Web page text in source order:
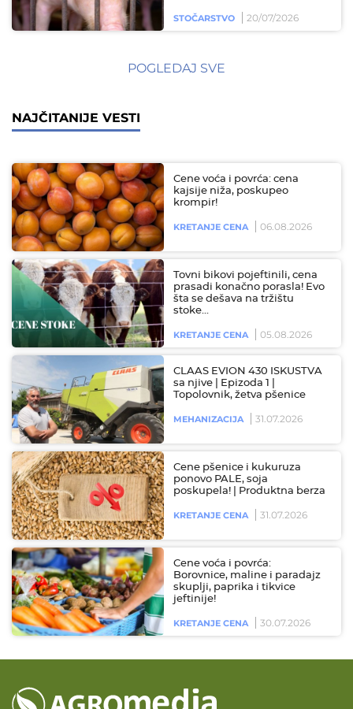
STOČARSTVO 20/07/2026
POGLEDAJ SVE
NAJČITANIJE VESTI
Cene voća i povrća: cena
kajsije niža, poskupeo
krompir!
KRETANJE CENA 06.08.2026
Tovni bikovi pojeftinili, cena
prasadi konačno porasla! Evo
šta se dešava na tržištu
stoke…
KRETANJE CENA 05.08.2026
CLAAS EVION 430 ISKUSTVA
sa njive | Epizoda 1 |
Topolovnik, žetva pšenice
MEHANIZACIJA 31.07.2026
Cene pšenice i kukuruza
ponovo PALE, soja
poskupela! | Produktna berza
KRETANJE CENA 31.07.2026
Cene voća i povrća:
Borovnice, maline i paradajz
skuplji, paprika i tikvice
jeftinije!
KRETANJE CENA 30.07.2026